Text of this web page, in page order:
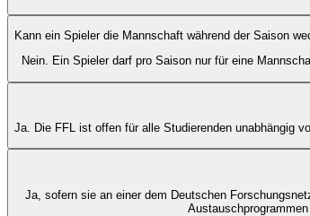
Kann ein Spieler die Mannschaft während der Saison
Nein. Ein Spieler darf pro Saison nur für eine
Ja. Die FFL ist offen für alle Studierenden unabhängig
Ja, sofern sie an einer dem Deutschen